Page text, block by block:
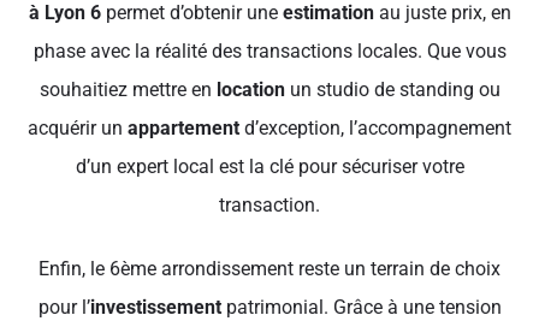
à Lyon 6permet d’obtenir une estimationau juste prix, en
phase avec la réalité des transactions locales. Que vous
souhaitiez mettre en locationun studio de standing ou
acquérir un appartement d’exception, l’accompagnement
d’un expert local est la clé pour sécuriser votre
transaction.
Enfin, le 6ème arrondissement reste un terrain de choix
pour l’investissementpatrimonial. Grâce à une tension